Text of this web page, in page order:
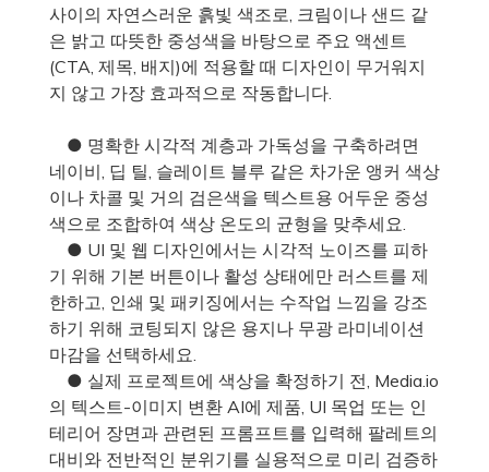
사이의 자연스러운 흙빛 색조로, 크림이나 샌드 같
은 밝고 따뜻한 중성색을 바탕으로 주요 액센트
(CTA, 제목, 배지)에 적용할 때 디자인이 무거워지
지 않고 가장 효과적으로 작동합니다.
● 명확한 시각적 계층과 가독성을 구축하려면
네이비, 딥 틸, 슬레이트 블루 같은 차가운 앵커 색상
이나 차콜 및 거의 검은색을 텍스트용 어두운 중성
색으로 조합하여 색상 온도의 균형을 맞추세요.
● UI 및 웹 디자인에서는 시각적 노이즈를 피하
기 위해 기본 버튼이나 활성 상태에만 러스트를 제
한하고, 인쇄 및 패키징에서는 수작업 느낌을 강조
하기 위해 코팅되지 않은 용지나 무광 라미네이션
마감을 선택하세요.
● 실제 프로젝트에 색상을 확정하기 전, Media.io
의 텍스트-이미지 변환 AI에 제품, UI 목업 또는 인
테리어 장면과 관련된 프롬프트를 입력해 팔레트의
대비와 전반적인 분위기를 실용적으로 미리 검증하